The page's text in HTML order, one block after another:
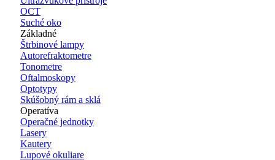
OCT
Suché oko
Základné
Štrbinové lampy
Autorefraktometre
Tonometre
Oftalmoskopy
Optotypy
Skúšobný rám a sklá
Operatíva
Operačné jednotky
Lasery
Kautery
Lupové okuliare